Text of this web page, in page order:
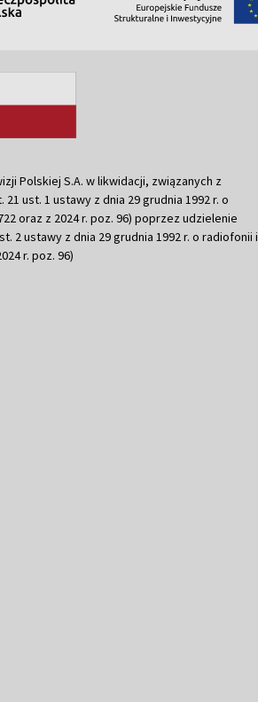
Polskiej S.A. w likwidacji, związanych z
ust. 1 ustawy z dnia 29 grudnia 1992 r. o
oraz z 2024 r. poz. 96) poprzez udzielenie
2 ustawy z dnia 29 grudnia 1992 r. o radiofonii i
r. poz. 96)